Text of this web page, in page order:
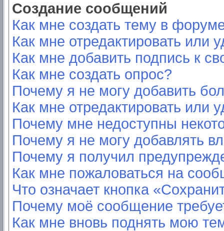
Создание сообщений
Как мне создать тему в
Как мне отредактировать или
Как мне добавить подпись к
Как мне создать опрос?
Почему я не могу добавить
Как мне отредактировать или
Почему мне недоступны
Почему я не могу добавлять
Почему я получил
Как мне пожаловаться на
Что означает кнопка
Почему моё сообщение
Как мне вновь поднять мою